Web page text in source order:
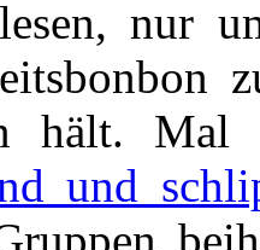
nur
hält. Mal
und